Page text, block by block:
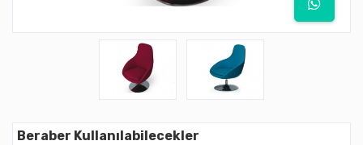
Beraber Kullanılabilecekler